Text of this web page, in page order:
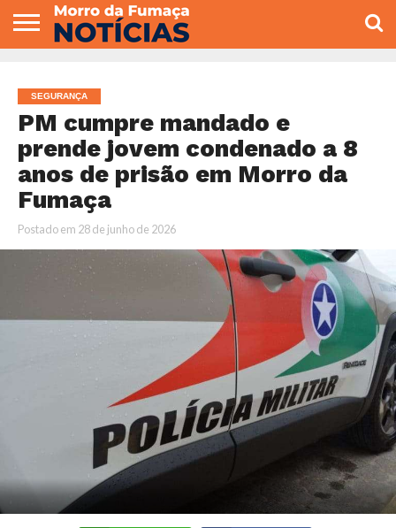
VEREADORES
SEGURANÇA
PM cumpre mandado e
prende jovem condenado a 8
anos de prisão em Morro da
Fumaça
Postado em 28 de junho de 2026